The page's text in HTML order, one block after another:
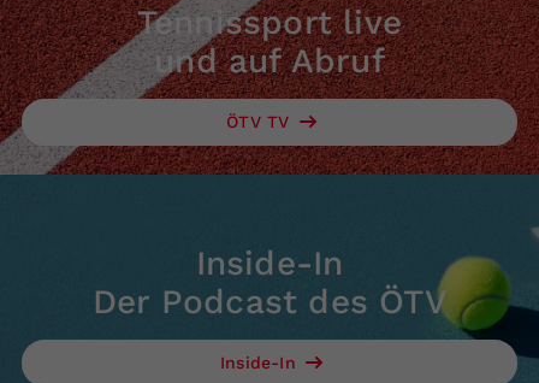
Tennissport live
und auf Abruf
ÖTV TV
Inside-In
Der Podcast des ÖTV
Inside-In